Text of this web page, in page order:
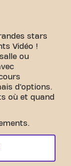
stars
Vidéo !
ou
d’options.
où et quand